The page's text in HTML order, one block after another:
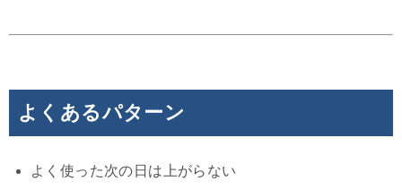
よくあるパターン
よく使った次の日は上がらない